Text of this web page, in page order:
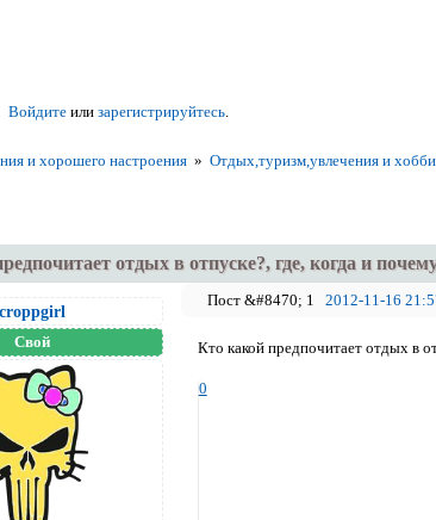
Войдитеили зарегистрируйтесь.
и хорошего настроения » Отдых,туризм,увлечения и
отдых в отпуске?, где, когда и
1 2012-11-16
croppgirl
Свой Кто какой предпочитает отдых в
0